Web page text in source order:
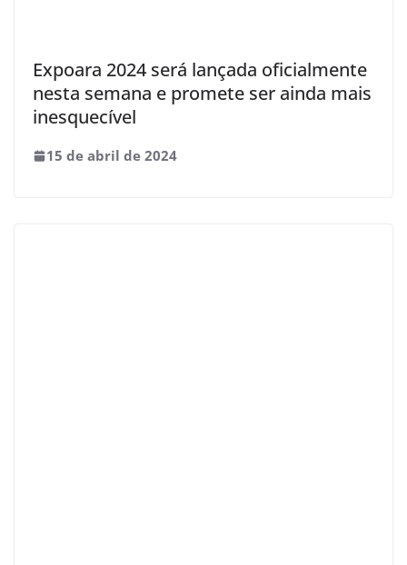
Expoara 2024 será lançada oficialmente
nesta semana e promete ser ainda mais
inesquecível
15 de abril de 2024